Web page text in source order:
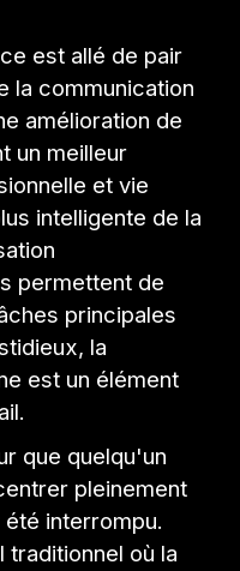
est allé de pair
la communication
amélioration de
un meilleur
et vie
intelligente de la
permettent de
principales
la
est un élément
que quelqu'un
pleinement
interrompu.
traditionnel où la